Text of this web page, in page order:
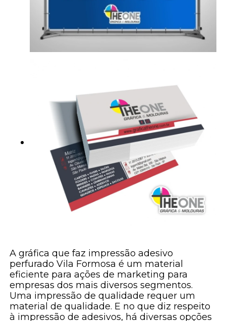
A gráfica que faz impressão adesivo
perfurado Vila Formosa é um material
eficiente para ações de marketing para
empresas dos mais diversos segmentos.
Uma impressão de qualidade requer um
material de qualidade. E no que diz respeito
à impressão de adesivos, há diversas opções